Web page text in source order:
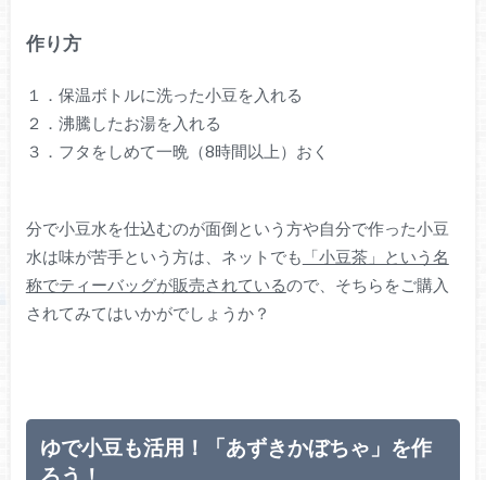
作り方
１．保温ボトルに洗った小豆を入れる
２．沸騰したお湯を入れる
３．フタをしめて一晩（8時間以上）おく
分で小豆水を仕込むのが面倒という方や自分で作った小豆
水は味が苦手という方は、ネットでも 「小豆茶」という名
称でティーバッグが販売されているので、そちらをご購入
されてみてはいかがでしょうか？
ゆで小豆も活用！「あずきかぼちゃ」を作